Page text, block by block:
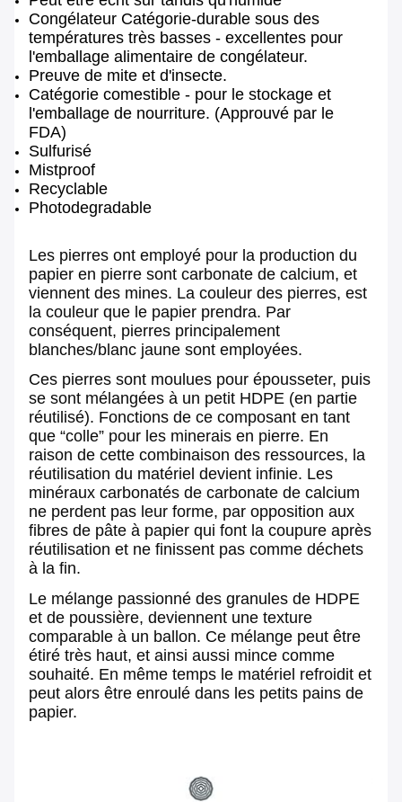
Congélateur Catégorie-durable sous des
températures très basses - excellentes pour
l'emballage alimentaire de congélateur.
Preuve de mite et d'insecte.
Catégorie comestible - pour le stockage et
l'emballage de nourriture. (Approuvé par le
FDA)
Sulfurisé
Mistproof
Recyclable
Photodegradable
Les pierres ont employé pour la production du
papier en pierre sont carbonate de calcium, et
viennent des mines. La couleur des pierres, est
la couleur que le papier prendra. Par
conséquent, pierres principalement
blanches/blanc jaune sont employées.
Ces pierres sont moulues pour épousseter, puis
se sont mélangées à un petit HDPE (en partie
réutilisé). Fonctions de ce composant en tant
que “colle” pour les minerais en pierre. En
raison de cette combinaison des ressources, la
réutilisation du matériel devient infinie. Les
minéraux carbonatés de carbonate de calcium
ne perdent pas leur forme, par opposition aux
fibres de pâte à papier qui font la coupure après
réutilisation et ne finissent pas comme déchets
à la fin.
Le mélange passionné des granules de HDPE
et de poussière, deviennent une texture
comparable à un ballon. Ce mélange peut être
étiré très haut, et ainsi aussi mince comme
souhaité. En même temps le matériel refroidit et
peut alors être enroulé dans les petits pains de
papier.